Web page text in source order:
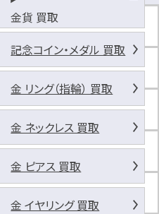
ー
キ
ッ
ド
新
外
店
駐
車
場
金貨 買取
記念コイン・メダル 買取
金 リング（指輪） 買取
金 ネックレス 買取
金 ピアス 買取
金 イヤリング 買取